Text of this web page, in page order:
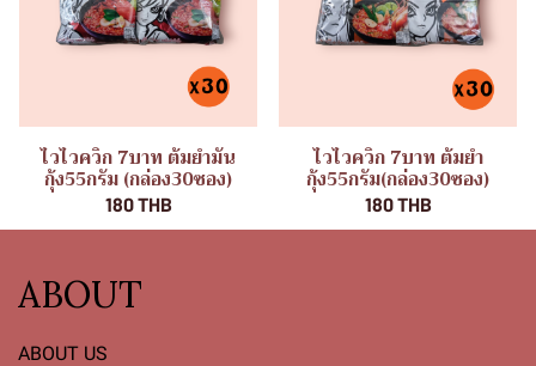
ไวไวควิก 7บาท ต้มยำมัน
กุ้ง55กรัม (กล่อง30ซอง)
180 THB
ไวไวควิก 7บาท ต้มยำ
กุ้ง55กรัม(กล่อง30ซอง)
180 THB
ABOUT
ABOUT US